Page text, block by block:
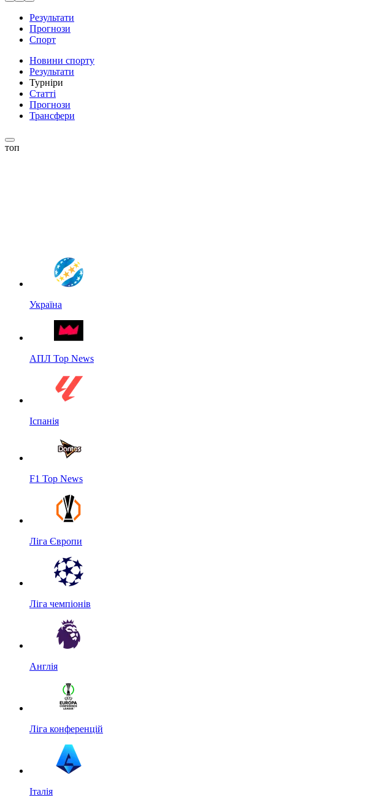
Результати
Прогнози
Спорт
Новини спорту
Результати
Турніри
Статті
Прогнози
Трансфери
топ
Україна
АПЛ Top News
Іспанія
F1 Top News
Ліга Європи
Ліга чемпіонів
Англія
Ліга конференцій
Італія